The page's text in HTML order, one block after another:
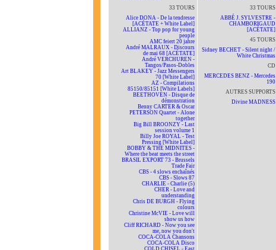
33 TOURS
Alice DONA - De la tendresse
[ACÉTATE + White Label]
ALLIANZ - Top pop for young
people
AMC feiert 20 jahre
André MALRAUX - Discours
de mai 68 [ACÉTATE]
André VERCHUREN -
Tangos/Pasos-Dobles
Art BLAKEY - Jazz Messengers
70 [White Label]
AZ - Compilations
85150/85151 [White Labels]
BEETHOVEN - Disque de
démonstration
Benny CARTER & Oscar
PETERSON Quartet - Alone
together
Big Bill BROONZY - Last
session volume 1
Billy Joe ROYAL - Test
Pressing [White Label]
BOBBY & THE MIDNITES -
Where the beat meets the street
BRASIL EXPORT 73 - Brussels
Trade Fair
CBS - 4 slows enchaînés
CBS - Slows 87
CHARLIE - Charlie (5)
CHER - Love and
understanding
Chris DE BURGH - Flying
colours
Christine McVIE - Love will
show us how
Cliff RICHARD - Now you see
me, now you don't
COCA-COLA Chansons
COCA-COLA Disco
COLD CHISEL - East
33 TOURS
ABBÉ J. SYLVESTRE -
CHAMBORIGAUD
[ACÉTATE]
45 TOURS
Sidney BECHET - Silent night /
White Christmas
CD
MERCEDES BENZ - Mercedes
190
AUTRES SUPPORTS
Divine MADNESS